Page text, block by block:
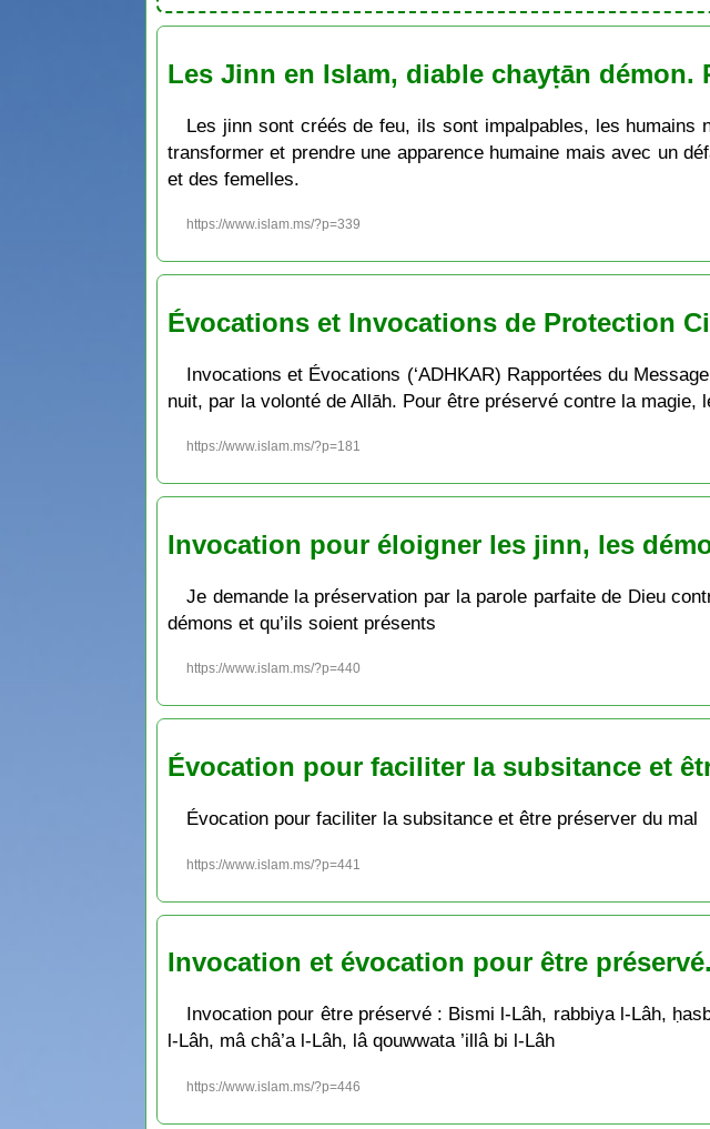
Les Jinn en Islam, diable chayṭān démon.
Les jinn sont créés de feu, ils sont impalpables, les
transformer et prendre une apparence humaine mais avec un
et des femelles.
https://www.islam.ms/?p=339
Évocations et Invocations de Protection
Invocations et Évocations (‘ADHKAR) Rapportées du
nuit, par la volonté de Allāh. Pour être préservé contre la
https://www.islam.ms/?p=181
Invocation pour éloigner les jinn, les
Je demande la préservation par la parole parfaite de Dieu
démons et qu’ils soient présents
https://www.islam.ms/?p=440
Évocation pour faciliter la subsitance et
Évocation pour faciliter la subsitance et être préserver du mal
https://www.islam.ms/?p=441
Invocation et évocation pour être préservé.
Invocation pour être préservé : Bismi l-Lâh, rabbiya l-Lâh,
l-Lâh, mâ châ’a l-Lâh, lâ qouwwata ’illâ bi l-Lâh
https://www.islam.ms/?p=446